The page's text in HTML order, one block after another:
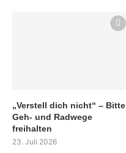
„Verstell dich nicht“ – Bitte
Geh- und Radwege
freihalten
23. Juli 2026